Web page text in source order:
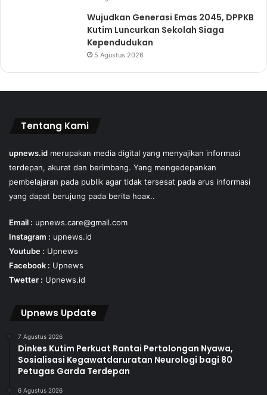
Wujudkan Generasi Emas 2045, DPPKB
Kutim Luncurkan Sekolah Siaga
Kependudukan
5 Agustus 2026
Tentang Kami
upnews.id merupakan media digital yang menyajikan informasi
terdepan, akurat dan berimbang. Yang mengedepankan
pembelajaran pada publik agar tidak tersesat pada arus informasi
yang dapat berujung pada berita hoax..
Email : upnews.care@gmail.com
Instagram : upnews.id
Youtube : Upnews
Facebook : Upnews
Twetter : Upnews.id
Upnews Update
7 Agustus 2026
Dinkes Kutim Perkuat Rantai Pertolongan Nyawa,
Sosialisasi Kegawatdaruratan Neurologi bagi 80
Petugas Garda Terdepan
6 Agustus 2026